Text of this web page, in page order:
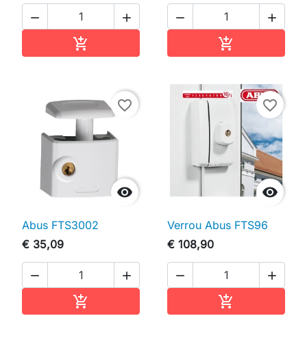
 

 


favorite_border
Abus FTS3002
€ 35,09
 


favorite_border
Verrou Abus FTS96
€ 108,90
 
